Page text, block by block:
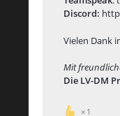
Discord:
Vielen Dank
Mit
Die LV-DM
1